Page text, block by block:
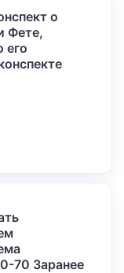
о
Фете,
70 Заранее